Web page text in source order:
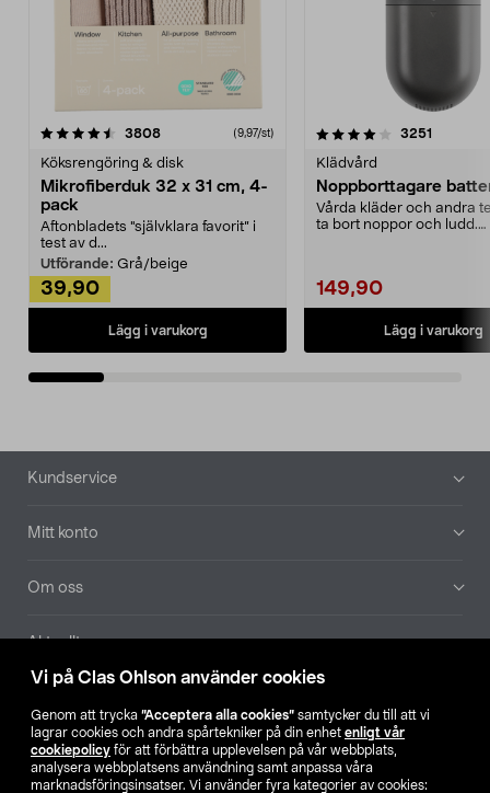
Vi på Clas Ohlson använder cookies
Genom att trycka ”Acceptera alla cookies” samtycker du till att vi
lagrar cookies och andra spårtekniker på din enhet enligt vår
cookiepolicy för att förbättra upplevelsen på vår webbplats,
analysera webbplatsens användning samt anpassa våra
marknadsföringsinsatser. Vi använder fyra kategorier av cookies:
3808recensioner (9,97/st)
Köksrengöring & disk
Mikrofiberduk 32 x 31 cm, 4-
pack
Aftonbladets "självklara favorit” i
test av d...
Utförande: Grå/beige
39,90
Lägg i varukorg
4.0av 5 stjärnor 3251
Klädvård
Noppborttagare
Vårda kläder och andra
ta bort noppor och ludd.
149,90
Lägg i varukorg
4.5av 5 stjärnor
Sidfot
Kundservice
Mitt konto
Om oss
Aktuellt
Hitta butik